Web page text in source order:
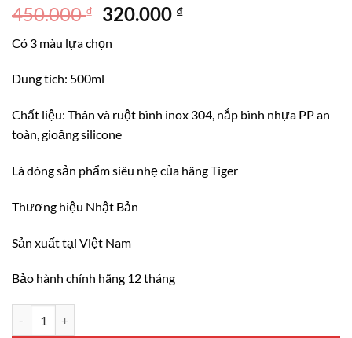
450.000₫
Giá
là:
450.000 ₫.
320.000 ₫Giá
Có 3 màu lựa chọn
Dung tích: 500ml
Chất liệu: Thân và ruột bình inox 304, nắp bình nhựa PP an
toàn, gioăng silicone
Là dòng sản phẩm siêu nhẹ của hãng Tiger
Thương hiệu Nhật Bản
Sản xuất tại Việt Nam
Bảo hành chính hãng 12 tháng